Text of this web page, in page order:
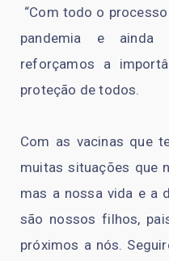
“Com todo o
pandemia e ainda
reforçamos a
proteção de todos.
Com as vacinas que
muitas situações que
mas a nossa vida e a
são nossos filhos,
próximos a nós.